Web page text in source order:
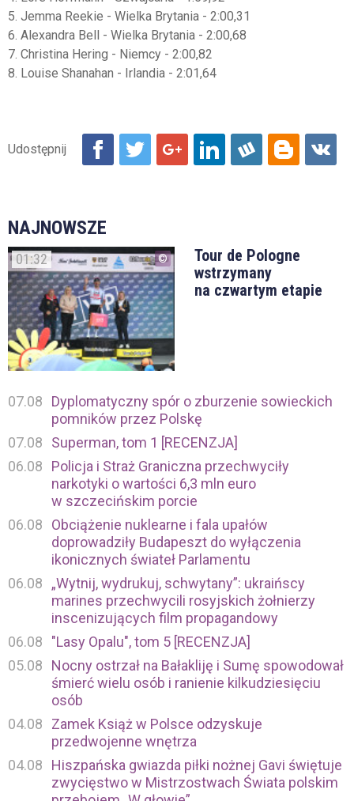
5. Jemma Reekie - Wielka Brytania - 2:00,31
6. Alexandra Bell - Wielka Brytania - 2:00,68
7. Christina Hering - Niemcy - 2:00,82
8. Louise Shanahan - Irlandia - 2:01,64
NAJNOWSZE
01:32
Tour de Pologne
wstrzymany
na czwartym etapie
07.08
Dyplomatyczny spór o zburzenie sowieckich
pomników przez Polskę
07.08
Superman, tom 1 [RECENZJA]
06.08
Policja i Straż Graniczna przechwyciły
narkotyki o wartości 6,3 mln euro
w szczecińskim porcie
06.08
Obciążenie nuklearne i fala upałów
doprowadziły Budapeszt do wyłączenia
ikonicznych świateł Parlamentu
06.08
„Wytnij, wydrukuj, schwytany”: ukraińscy
marines przechwycili rosyjskich żołnierzy
inscenizujących film propagandowy
06.08
"Lasy Opalu", tom 5 [RECENZJA]
05.08
Nocny ostrzał na Bałakliję i Sumę spowodował
śmierć wielu osób i ranienie kilkudziesięciu
osób
04.08
Zamek Książ w Polsce odzyskuje
przedwojenne wnętrza
04.08
Hiszpańska gwiazda piłki nożnej Gavi świętuje
zwycięstwo w Mistrzostwach Świata polskim